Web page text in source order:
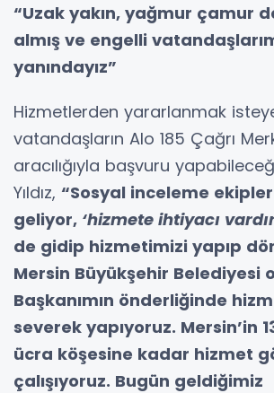
“Uzak yakın, yağmur çamur
almış ve engelli
yanındayız”
Hizmetlerden yararlanmak
vatandaşların Alo 185 Çağrı
aracılığıyla başvuru
Yıldız, “Sosyal inceleme
geliyor, ‘hizmete ihtiyacı
de gidip hizmetimizi yapıp
Mersin Büyükşehir Belediyesi
Başkanımın önderliğinde
severek yapıyoruz. Mersin’in
ücra köşesine kadar hizmet
çalışıyoruz. Bugün geldiğimiz